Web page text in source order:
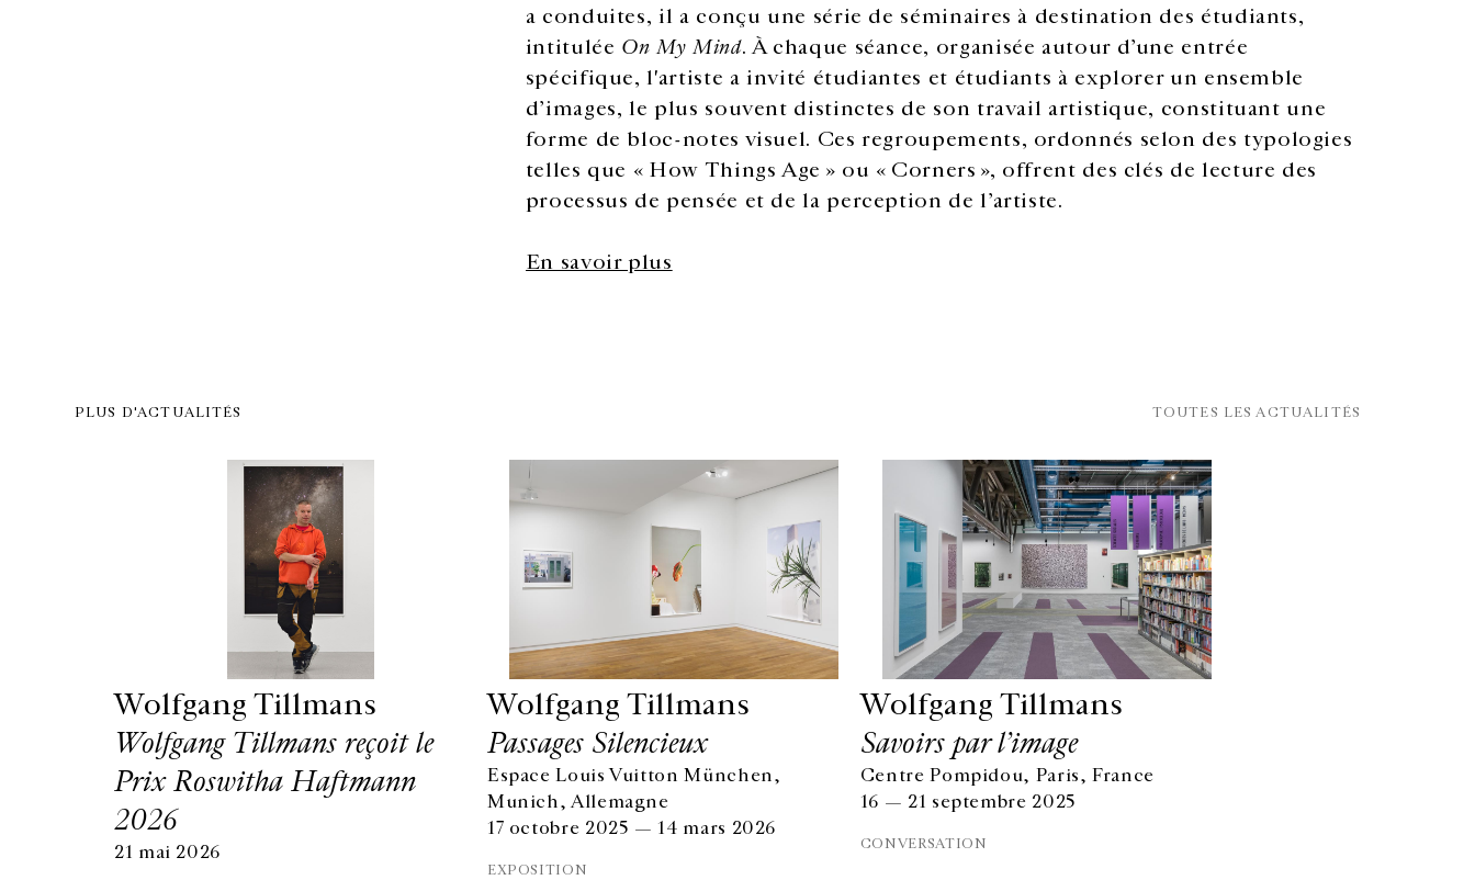
a conduites, il a conçu une série de séminaires à destination des étudiants,
intitulée On My Mind. À chaque séance, organisée autour d’une entrée
spécifique, l'artiste a invité étudiantes et étudiants à explorer un ensemble
d’images, le plus souvent distinctes de son travail artistique, constituant une
forme de bloc-notes visuel. Ces regroupements, ordonnés selon des typologies
telles que « How Things Age » ou « Corners », offrent des clés de lecture des
processus de pensée et de la perception de l’artiste.
En savoir plus
PLUS D'ACTUALITÉS TOUTES LES ACTUALITÉS
Wolfgang Tillmans
Wolfgang Tillmans reçoit le
Prix Roswitha Haftmann
2026
21 mai 2026
Wolfgang Tillmans
Passages Silencieux
Espace Louis Vuitton München,
Munich, Allemagne
17 octobre 2025 — 14 mars 2026
EXPOSITION
Wolfgang Tillmans
Savoirs par l’image
Centre Pompidou, Paris, France
16 — 21 septembre 2025
CONVERSATION